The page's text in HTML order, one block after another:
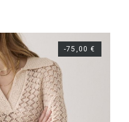
-75,00 €